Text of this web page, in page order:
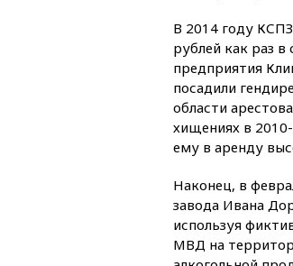
В 2014 году
рублей как раз
предприятия
посадили
области
хищениях в
ему в аренду
Наконец, в
завода Ивана
используя
МВД на